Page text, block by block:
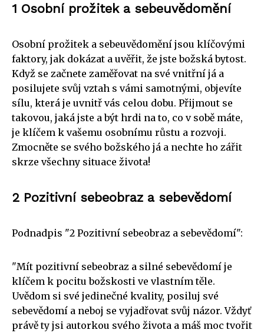
1 Osobní prožitek a sebeuvědomění
Osobní prožitek a sebeuvědomění jsou klíčovými
faktory, jak dokázat a uvěřit, že jste božská bytost.
Když se začnete zaměřovat na své vnitřní já a
posilujete svůj vztah s vámi samotnými, objevíte
sílu, která je uvnitř vás celou dobu. Přijmout se
takovou, jaká jste a být hrdi na to, co v sobě máte,
je klíčem k vašemu osobnímu růstu a rozvoji.
Zmocněte se svého božského já a nechte ho zářit
skrze všechny situace života!
2 Pozitivní sebeobraz a sebevědomí
Podnadpis "2 Pozitivní sebeobraz a sebevědomí":
"Mít pozitivní sebeobraz a silné sebevědomí je
klíčem k pocitu božskosti ve vlastním těle.
Uvědom si své jedinečné kvality, posiluj své
sebevědomí a neboj se vyjadřovat svůj názor. Vždyť
právě ty jsi autorkou svého života a máš moc tvořit